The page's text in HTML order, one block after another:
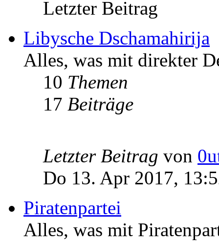
Letzter Beitrag
Libysche Dschamahirija
Alles, was mit direkter
10 Themen
17 Beiträge
Letzter Beitrag von
Do 13. Apr 2017,
Piratenpartei
Alles, was mit